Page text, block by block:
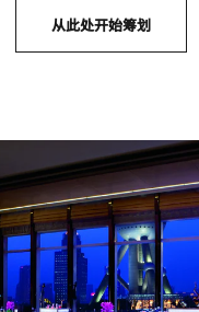
从此处开始筹划